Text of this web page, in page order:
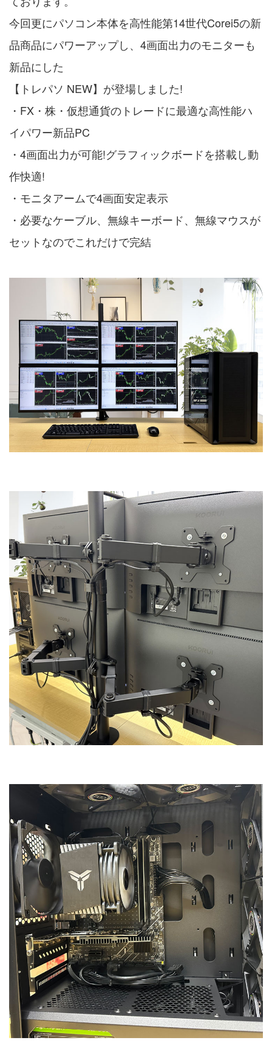
今回更にパソコン本体を高性能第14世代Corei5の新
品商品にパワーアップし、4画面出力のモニターも
新品にした
【トレパソ NEW】が登場しました!
・FX・株・仮想通貨のトレードに最適な高性能ハ
イパワー新品PC
・4画面出力が可能!グラフィックボードを搭載し動
作快適!
・モニタアームで4画面安定表示
・必要なケーブル、無線キーボード、無線マウスが
セットなのでこれだけで完結